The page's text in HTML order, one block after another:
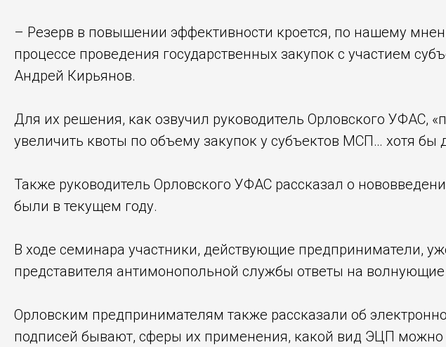
– Резерв в повышении эффективности кроется, по нашему
процессе проведения государственных закупок с участием
Андрей Кирьянов.
Для их решения, как озвучил руководитель Орловского УФАС,
увеличить квоты по объему закупок у субъектов МСП… хотя бы
Также руководитель Орловского УФАС рассказал о
были в текущем году.
В ходе семинара участники, действующие предприниматели,
представителя антимонопольной службы ответы на
Орловским предпринимателям также рассказали об
подписей бывают, сферы их применения, какой вид ЭЦП можно